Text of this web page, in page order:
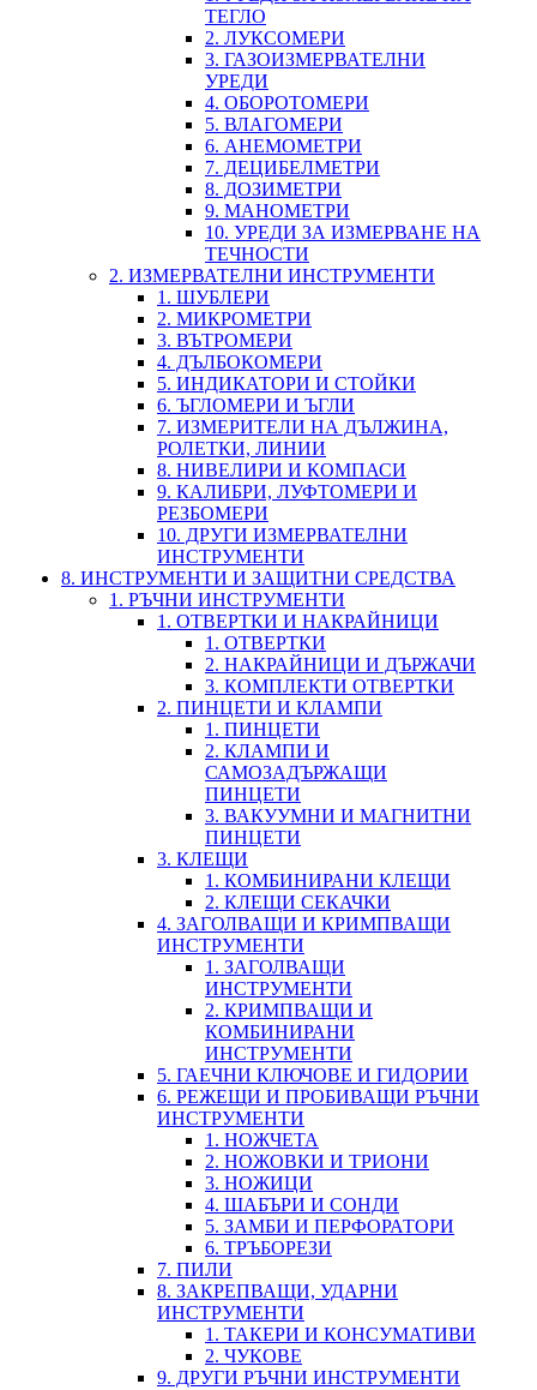
ТЕГЛО
2. ЛУКСОМЕРИ
3. ГАЗОИЗМЕРВАТЕЛНИ
УРЕДИ
4. ОБОРОТОМЕРИ
5. ВЛАГОМЕРИ
6. АНЕМОМЕТРИ
7. ДЕЦИБЕЛМЕТРИ
8. ДОЗИМЕТРИ
9. МАНОМЕТРИ
10. УРЕДИ ЗА ИЗМЕРВАНЕ НА
ТЕЧНОСТИ
2. ИЗМЕРВАТЕЛНИ ИНСТРУМЕНТИ
1. ШУБЛЕРИ
2. МИКРОМЕТРИ
3. ВЪТРОМЕРИ
4. ДЪЛБОКОМЕРИ
5. ИНДИКАТОРИ И СТОЙКИ
6. ЪГЛОМЕРИ И ЪГЛИ
7. ИЗМЕРИТЕЛИ НА ДЪЛЖИНА,
РОЛЕТКИ, ЛИНИИ
8. НИВЕЛИРИ И КОМПАСИ
9. КАЛИБРИ, ЛУФТОМЕРИ И
РЕЗБОМЕРИ
10. ДРУГИ ИЗМЕРВАТЕЛНИ
ИНСТРУМЕНТИ
8. ИНСТРУМЕНТИ И ЗАЩИТНИ СРЕДСТВА
1. РЪЧНИ ИНСТРУМЕНТИ
1. ОТВЕРТКИ И НАКРАЙНИЦИ
1. ОТВЕРТКИ
2. НАКРАЙНИЦИ И ДЪРЖАЧИ
3. КОМПЛЕКТИ ОТВЕРТКИ
2. ПИНЦЕТИ И КЛАМПИ
1. ПИНЦЕТИ
2. КЛАМПИ И
САМОЗАДЪРЖАЩИ
ПИНЦЕТИ
3. ВАКУУМНИ И МАГНИТНИ
ПИНЦЕТИ
3. КЛЕЩИ
1. КОМБИНИРАНИ КЛЕЩИ
2. КЛЕЩИ СЕКАЧКИ
4. ЗАГОЛВАЩИ И КРИМПВАЩИ
ИНСТРУМЕНТИ
1. ЗАГОЛВАЩИ
ИНСТРУМЕНТИ
2. КРИМПВАЩИ И
КОМБИНИРАНИ
ИНСТРУМЕНТИ
5. ГАЕЧНИ КЛЮЧОВЕ И ГИДОРИИ
6. РЕЖЕЩИ И ПРОБИВАЩИ РЪЧНИ
ИНСТРУМЕНТИ
1. НОЖЧЕТА
2. НОЖОВКИ И ТРИОНИ
3. НОЖИЦИ
4. ШАБЪРИ И СОНДИ
5. ЗАМБИ И ПЕРФОРАТОРИ
6. ТРЪБОРЕЗИ
7. ПИЛИ
8. ЗАКРЕПВАЩИ, УДАРНИ
ИНСТРУМЕНТИ
1. ТАКЕРИ И КОНСУМАТИВИ
2. ЧУКОВЕ
9. ДРУГИ РЪЧНИ ИНСТРУМЕНТИ